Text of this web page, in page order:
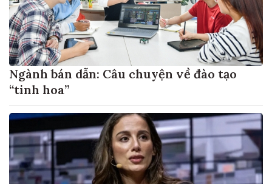
Ngành bán dẫn: Câu chuyện về đào tạo
“tinh hoa”